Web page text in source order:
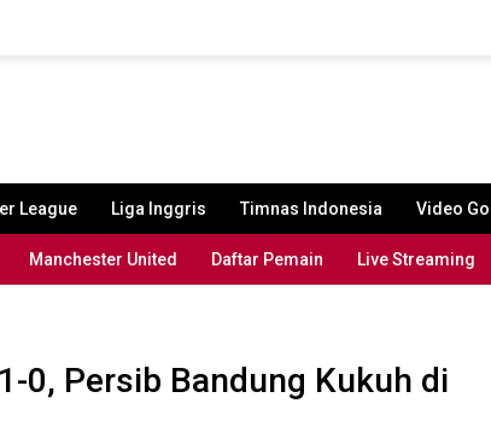
League Liga Inggris Timnas Indonesia Video Gol
Manchester United Daftar Pemain Live Streaming
0, Persib Bandung Kukuh di